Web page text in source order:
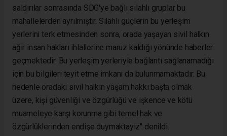
saldırılar sonrasında SDG'ye bağlı silahlı gruplar bu
mahallelerden ayrılmıştır. Silahlı güçlerin bu yerleşim
yerlerini terk etmesinden sonra, orada yaşayan sivil halkın
ağır insan hakları ihlallerine maruz kaldığı yönünde haberler
geçmektedir. Bu yerleşim yerleriyle bağlantı sağlanamadığı
için bu bilgileri teyit etme imkanı da bulunmamaktadır. Bu
nedenle oradaki sivil halkın yaşam hakkı başta olmak
üzere, kişi güvenliği ve özgürlüğü ve işkence ve kötü
muameleye karşı korunma gibi temel hak ve
özgürlüklerinden endişe duymaktayız" denildi.